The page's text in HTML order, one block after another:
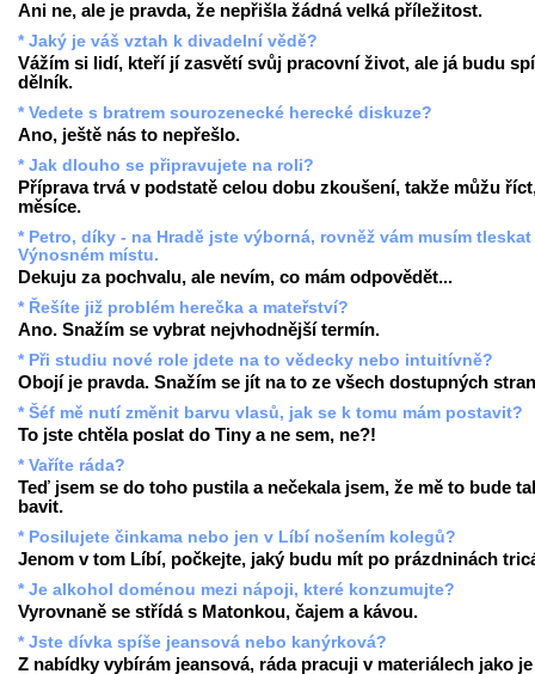
Ani ne, ale je pravda, že nepřišla žádná velká příležitost.
* Jaký je váš vztah k divadelní vědě?
Vážím si lidí, kteří jí zasvětí svůj pracovní život, ale já budu
dělník.
* Vedete s bratrem sourozenecké herecké diskuze?
Ano, ještě nás to nepřešlo.
* Jak dlouho se připravujete na roli?
Příprava trvá v podstatě celou dobu zkoušení, takže můžu
měsíce.
* Petro, díky - na Hradě jste výborná, rovněž vám musím tleskat
Výnosném místu.
Dekuju za pochvalu, ale nevím, co mám odpovědět...
* Řešíte již problém herečka a mateřství?
Ano. Snažím se vybrat nejvhodnější termín.
* Při studiu nové role jdete na to vědecky nebo intuitívně?
Obojí je pravda. Snažím se jít na to ze všech dostupných
* Šéf mě nutí změnit barvu vlasů, jak se k tomu mám postavit?
To jste chtěla poslat do Tiny a ne sem, ne?!
* Vaříte ráda?
Teď jsem se do toho pustila a nečekala jsem, že mě to bude
bavit.
* Posilujete činkama nebo jen v Líbí nošením kolegů?
Jenom v tom Líbí, počkejte, jaký budu mít po prázdninách
* Je alkohol doménou mezi nápoji, které konzumujte?
Vyrovnaně se střídá s Matonkou, čajem a kávou.
* Jste dívka spíše jeansová nebo kanýrková?
Z nabídky vybírám jeansová, ráda pracuji v materiálech jako je